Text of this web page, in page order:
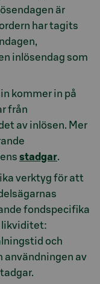
är
har tagits
inlösendag som
kommer in på
från
av inlösen. Mer
stadgar.
verktyg för att
fondspecifika
likviditet:
och
användningen av